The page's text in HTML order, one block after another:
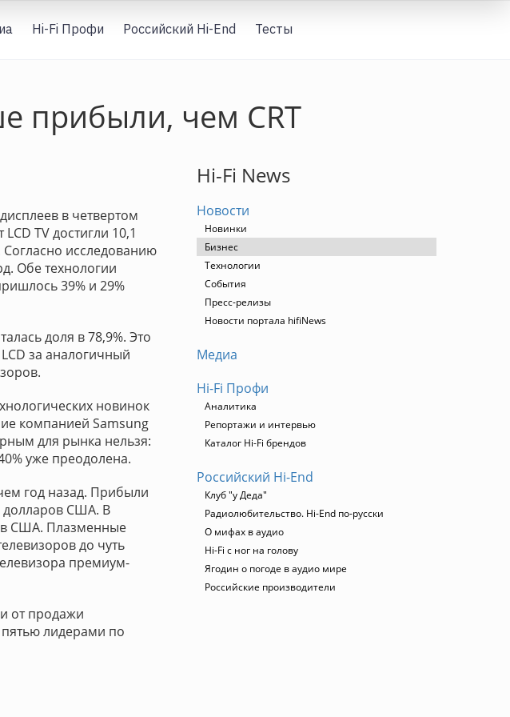
Hi-Fi Профи Российский Hi-End Тесты
прибыли, чем CRT
в четвертом
TV достигли 10,1
исследованию
Обе технологии
39% и 29%
доля в 78,9%. Это
за аналогичный
новинок
компанией Samsung
для рынка нельзя:
уже преодолена.
год назад. Прибыли
долларов США. В
США. Плазменные
до чуть
премиум-
от продажи
пятью лидерами по
Hi-Fi News
Новости
Новинки
Бизнес
Технологии
События
Пресс-релизы
Новости портала hifiNews
Медиа
Hi-Fi Профи
Аналитика
Репортажи и интервью
Каталог Hi-Fi брендов
Российский Hi-End
Клуб "у Деда"
Радиолюбительство. Hi-End по-русски
О мифах в аудио
Hi-Fi с ног на голову
Ягодин о погоде в аудио мире
Российские производители